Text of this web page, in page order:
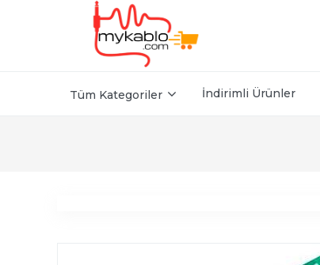
Tüm Kategoriler İndirimli Ürünler